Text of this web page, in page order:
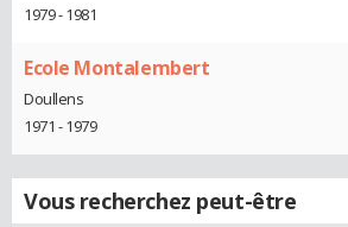
1979 - 1981
Ecole Montalembert
Doullens
1971 - 1979
Vous recherchez peut-être